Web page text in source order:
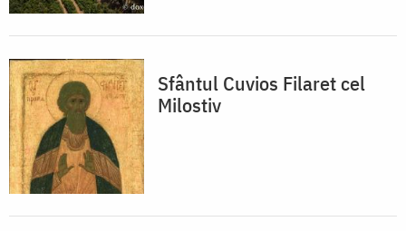
Sfântul Cuvios Filaret cel
Milostiv